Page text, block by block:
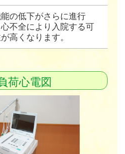
の低下がさらに進行
心不全により入院する可
高くなります。
荷心電図